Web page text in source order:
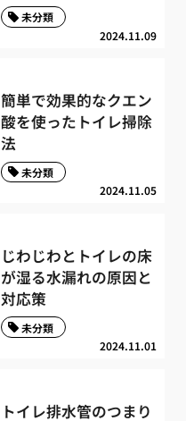
2024.11.09
未分類
簡単で効果的なクエン
酸を使ったトイレ掃除
法
2024.11.05
未分類
じわじわとトイレの床
が湿る水漏れの原因と
対応策
2024.11.01
未分類
トイレ排水管のつまり